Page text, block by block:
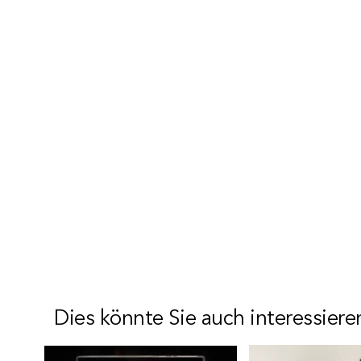
Dies könnte Sie auch